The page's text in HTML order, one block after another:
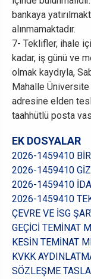
bankaya
alınmamaktadır.
7- Teklifler, ihale
kadar, iş günü ve
olmak kaydıyla,
Mahalle Üniversite
adresine elden
taahhütlü posta
EK DOSYALAR
2026-1459410
2026-1459410
2026-1459410
2026-1459410
ÇEVRE VE İSG
GEÇİCİ TEMİNAT
KESİN TEMİNAT
KVKK
SÖZLEŞME